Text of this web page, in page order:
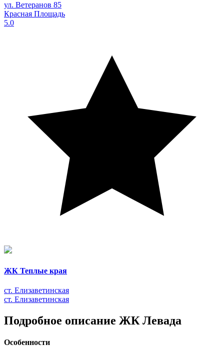
ул. Ветеранов 85
Красная Площадь
5.0
ЖК Теплые края
ст. Елизаветинская
ст. Елизаветинская
Подробное описание ЖК Левада
Особенности